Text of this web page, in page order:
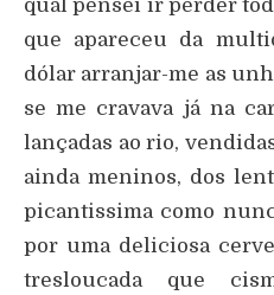
qual pensei ir perder
que apareceu da
dólar arranjar-me as
se me cravava já na
lançadas ao rio,
ainda meninos, dos
picantissima como
por uma deliciosa
tresloucada que